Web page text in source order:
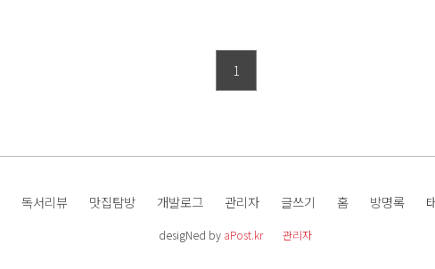
1
독서리뷰 맛집탐방 개발로그 관리자 글쓰기 홈 방명록
desigNed by aPost.kr 관리자